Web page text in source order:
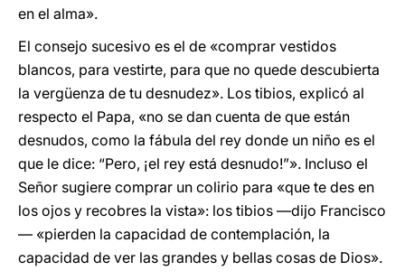
en el alma».
El consejo sucesivo es el de «comprar vestidos
blancos, para vestirte, para que no quede descubierta
la vergüenza de tu desnudez». Los tibios, explicó al
respecto el Papa, «no se dan cuenta de que están
desnudos, como la fábula del rey donde un niño es el
que le dice: “Pero, ¡el rey está desnudo!”». Incluso el
Señor sugiere comprar un colirio para «que te des en
los ojos y recobres la vista»: los tibios —dijo Francisco
— «pierden la capacidad de contemplación, la
capacidad de ver las grandes y bellas cosas de Dios».